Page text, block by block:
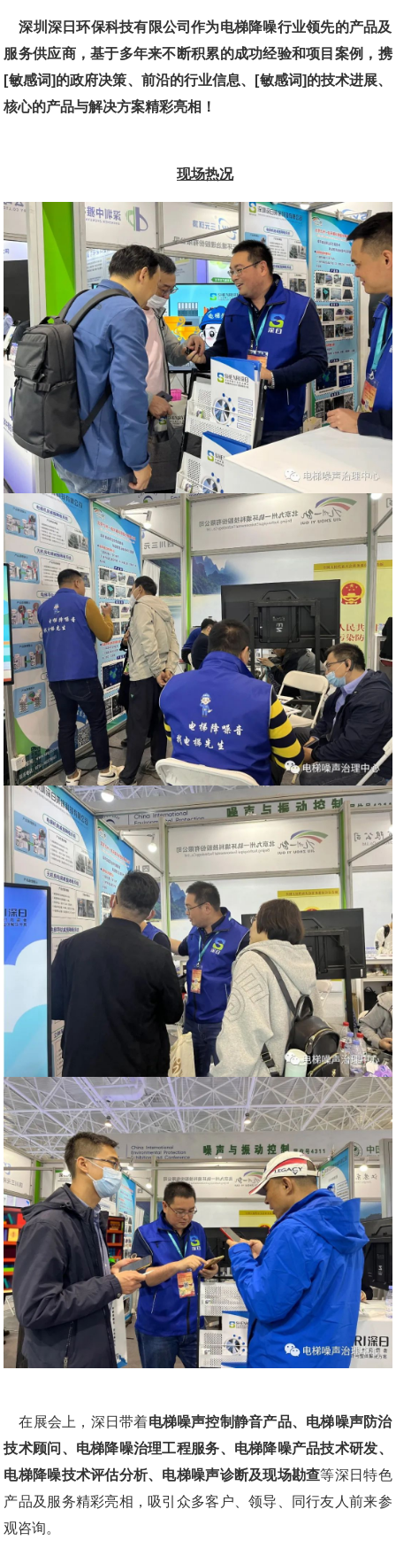
深圳深日环保科技有限公司作为电梯降噪行业领先的产品及
服务供应商，基于多年来不断积累的成功经验和项目案例，携
[敏感词]的政府决策、前沿的行业信息、[敏感词]的技术进展、
核心的产品与解决方案精彩亮相！
现场热况
    在展会上，深日带着
电梯噪声控制静音产品、电梯噪声防治
技术顾问、电梯降噪治理工程服务、电梯降噪产品技术研发、
电梯降噪技术评估分析、电梯噪声诊断及现场勘查等深日特色
产品及服务精彩亮相，吸引众多客户、领导、同行友人前来参